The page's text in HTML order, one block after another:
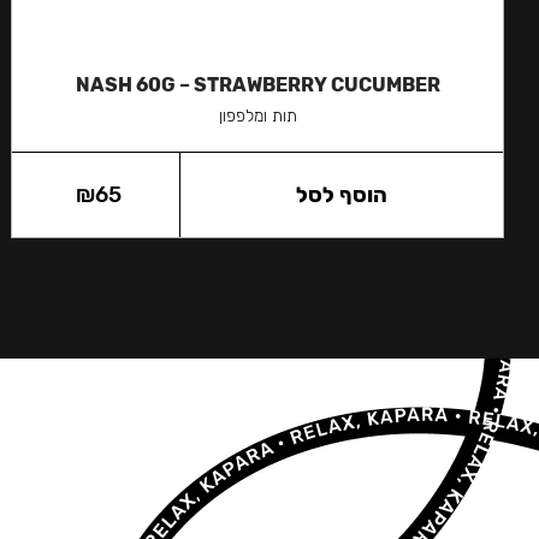
NASH 60G – STRAWBERRY CUCUMBER
תות ומלפפון
₪65 הוסף לסל